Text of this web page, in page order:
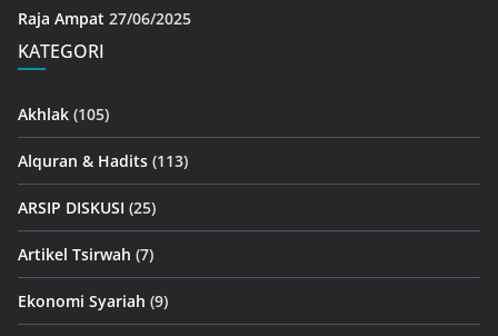
Raja Ampat 27/06/2025
KATEGORI
Akhlak (105)
Alquran & Hadits (113)
ARSIP DISKUSI (25)
Artikel Tsirwah (7)
Ekonomi Syariah (9)